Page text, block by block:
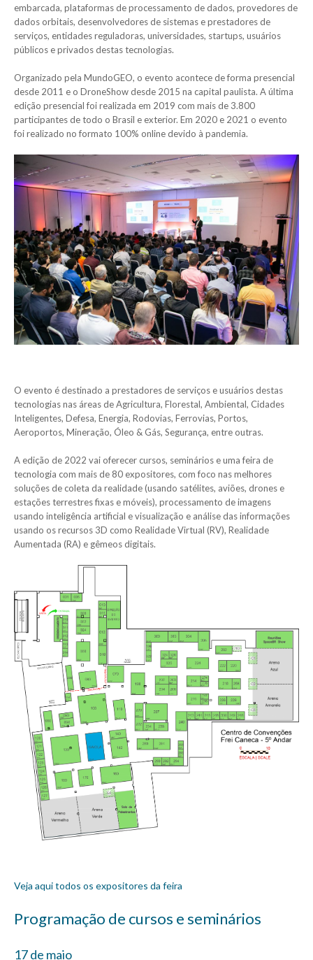
embarcada, plataformas de processamento de dados, provedores de
dados orbitais, desenvolvedores de sistemas e prestadores de
serviços, entidades reguladoras, universidades, startups, usuários
públicos e privados destas tecnologias.
Organizado pela MundoGEO, o evento acontece de forma presencial
desde 2011 e o DroneShow desde 2015 na capital paulista. A última
edição presencial foi realizada em 2019 com mais de 3.800
participantes de todo o Brasil e exterior. Em 2020 e 2021 o evento
foi realizado no formato 100% online devido à pandemia.
O evento é destinado a prestadores de serviços e usuários destas
tecnologias nas áreas de Agricultura, Florestal, Ambiental, Cidades
Inteligentes, Defesa, Energia, Rodovias, Ferrovias, Portos,
Aeroportos, Mineração, Óleo & Gás, Segurança, entre outras.
A edição de 2022 vai oferecer cursos, seminários e uma feira de
tecnologia com mais de 80 expositores, com foco nas melhores
soluções de coleta da realidade (usando satélites, aviões, drones e
estações terrestres fixas e móveis), processamento de imagens
usando inteligência artificial e visualização e análise das informações
usando os recursos 3D como Realidade Virtual (RV), Realidade
Aumentada (RA) e gêmeos digitais.
Veja aqui todos os expositores da feira
Programação de cursos e seminários
17 de maio